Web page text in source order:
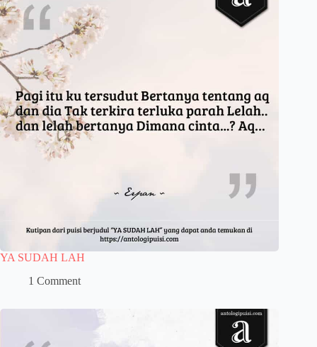
YA SUDAH LAH
1 Comment